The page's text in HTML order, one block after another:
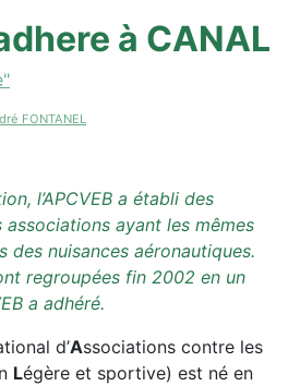
à CANAL
FONTANEL
l’APCVEB a établi des
associations ayant les mêmes
des nuisances aéronautiques.
regroupées fin 2002 en un
a adhéré.
d’Associations contre les
Légère et sportive) est né en